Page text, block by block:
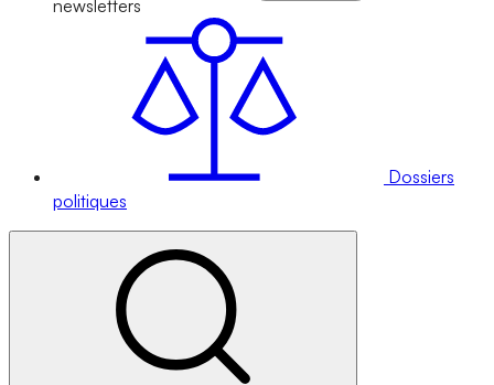
newsletters
Dossiers
politiques